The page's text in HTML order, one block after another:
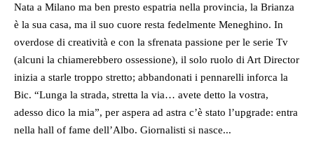
Nata a Milano ma ben presto espatria nella provincia, la Brianza
è la sua casa, ma il suo cuore resta fedelmente Meneghino. In
overdose di creatività e con la sfrenata passione per le serie Tv
(alcuni la chiamerebbero ossessione), il solo ruolo di Art Director
inizia a starle troppo stretto; abbandonati i pennarelli inforca la
Bic. “Lunga la strada, stretta la via… avete detto la vostra,
adesso dico la mia”, per aspera ad astra c’è stato l’upgrade: entra
nella hall of fame dell’Albo. Giornalisti si nasce...